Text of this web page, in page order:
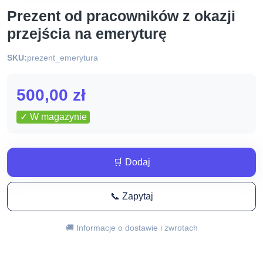
Prezent od pracowników z okazji
przejścia na emeryturę
SKU:prezent_emerytura
500,00 zł
✓ W magazynie
🛒 Dodaj
📞 Zapytaj
🚚 Informacje o dostawie i zwrotach